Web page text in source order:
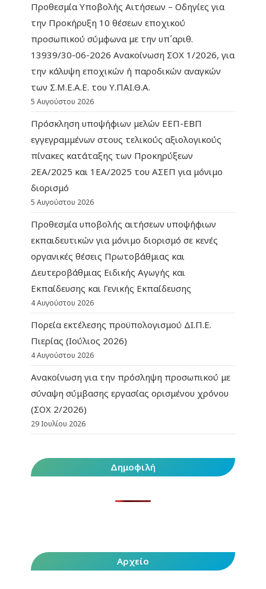
Προθεσμία Υποβολής Αιτήσεων – Οδηγίες για
την Προκήρυξη 10 θέσεων εποχικού
προσωπικού σύμφωνα με την υπ΄αριθ.
13939/30-06-2026 Ανακοίνωση ΣΟΧ 1/2026, για
την κάλυψη εποχικών ή παροδικών αναγκών
των Σ.Μ.Ε.Α.Ε. του Υ.ΠΑΙ.Θ.Α.
5 Αυγούστου 2026
Πρόσκληση υποψήφιων μελών ΕΕΠ-ΕΒΠ
εγγεγραμμένων στους τελικούς αξιολογικούς
πίνακες κατάταξης των Προκηρύξεων
2ΕΑ/2025 και 1ΕΑ/2025 του ΑΣΕΠ για μόνιμο
διορισμό
5 Αυγούστου 2026
Προθεσμία υποβολής αιτήσεων υποψήφιων
εκπαιδευτικών για μόνιμο διορισμό σε κενές
οργανικές θέσεις Πρωτοβάθμιας και
Δευτεροβάθμιας Ειδικής Αγωγής και
Εκπαίδευσης και Γενικής Εκπαίδευσης
4 Αυγούστου 2026
Πορεία εκτέλεσης προϋπολογισμού ΔΙ.Π.Ε.
Πιερίας (Ιούλιος 2026)
4 Αυγούστου 2026
Ανακοίνωση για την πρόσληψη προσωπικού με
σύναψη σύμβασης εργασίας ορισμένου χρόνου
(ΣΟΧ 2/2026)
29 Ιουλίου 2026
Δημοφιλή
Αρχείο